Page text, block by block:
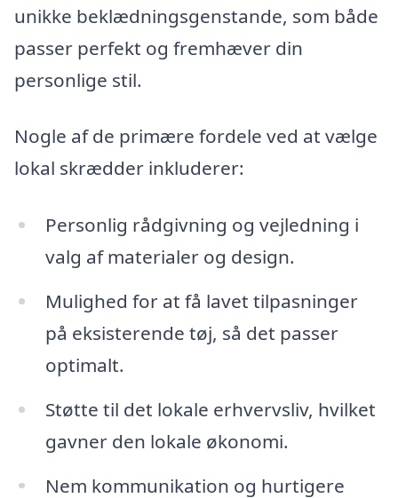
unikke beklædningsgenstande, som både
passer perfekt og fremhæver din
personlige stil.
Nogle af de primære fordele ved at vælge
lokal skrædder inkluderer:
Personlig rådgivning og vejledning i
valg af materialer og design.
Mulighed for at få lavet tilpasninger
på eksisterende tøj, så det passer
optimalt.
Støtte til det lokale erhvervsliv, hvilket
gavner den lokale økonomi.
Nem kommunikation og hurtigere